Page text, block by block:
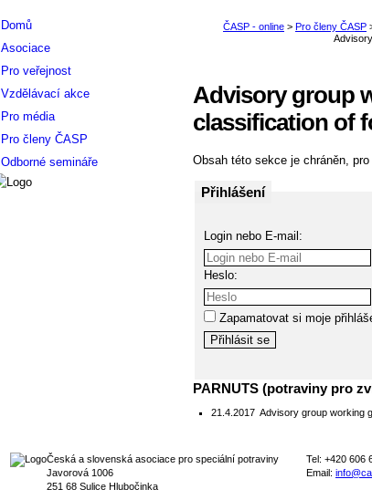
Advisory group
classification of
Obsah této sekce je chráněn,
Přihlášení
Login nebo E-mail:
Heslo:
Zapamatovat si moje
PARNUTS (potraviny pro
21.4.2017 Advisory group working
Domů
Asociace
Pro veřejnost
Vzdělávací akce
Pro média
Pro členy ČASP
Odborné semináře
Česká a slovenská asociace pro speciální potraviny
Javorová 1006
251 68 Sulice Hlubočinka
Tel: +420 606
Email: